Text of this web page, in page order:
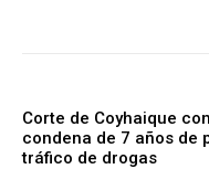
Corte de Coyhaique
condena de 7 años de
tráfico de drogas